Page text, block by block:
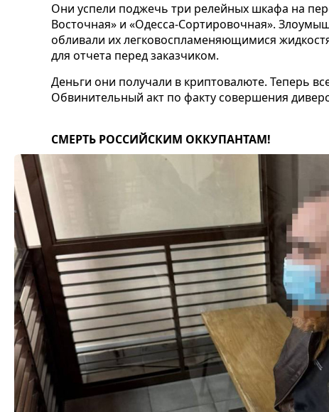
Они успели поджечь три релейных шкафа на
Восточная» и «Одесса-Сортировочная».
обливали их легковоспламеняющимися
для отчета перед заказчиком.
Деньги они получали в криптовалюте. Теперь
Обвинительный акт по факту совершения
СМЕРТЬ РОССИЙСКИМ ОККУПАНТАМ!